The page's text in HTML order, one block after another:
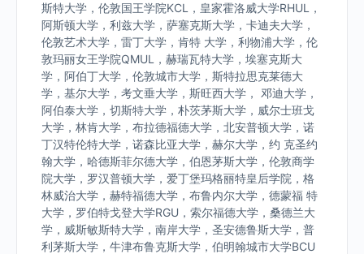
斯特大学，伦敦国王学院KCL，皇家霍洛威大学RHUL，
阿斯顿大学，利兹大学，萨塞克斯大学，卡迪夫大学，
伦敦艺术大学，雷丁大学，肯特 大学，利物浦大学，伦
敦玛丽女王学院QMUL，赫瑞瓦特大学，埃塞克斯大
学，阿伯丁大学，伦敦城市大学，斯特拉思克莱德大
学，基尔大学，考文垂大学，斯旺西大学， 邓迪大学，
阿伯泰大学，切斯特大学，朴茨茅斯大学，威尔士班戈
大学，林肯大学，布拉德福德大学，北安普顿大学，诺
丁汉特伦特大学，诺森比亚大学，赫尔大学，约 克圣约
翰大学，哈德斯菲尔德大学，伯恩茅斯大学，伦敦商学
院大学，罗汉普顿大学，爱丁堡玛格丽特皇后学院，格
林威治大学，赫特福德大学，布鲁内尔大学，德蒙福 特
大学，罗伯特戈登大学RGU，索尔福德大学，桑德兰大
学，威斯敏斯特大学，南岸大学，圣安德鲁斯大学，普
利茅斯大学，牛津布鲁克斯大学，伯明翰城市大学BCU